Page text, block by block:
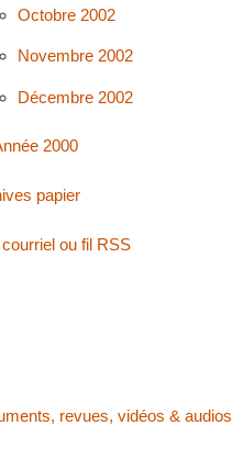
Octobre 2002
Novembre 2002
Décembre 2002
2000
papier
ou fil RSS
revues, vidéos & audios